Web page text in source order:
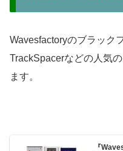
Wavesfactoryのブラック
TrackSpacerなどの人気
ます。
『